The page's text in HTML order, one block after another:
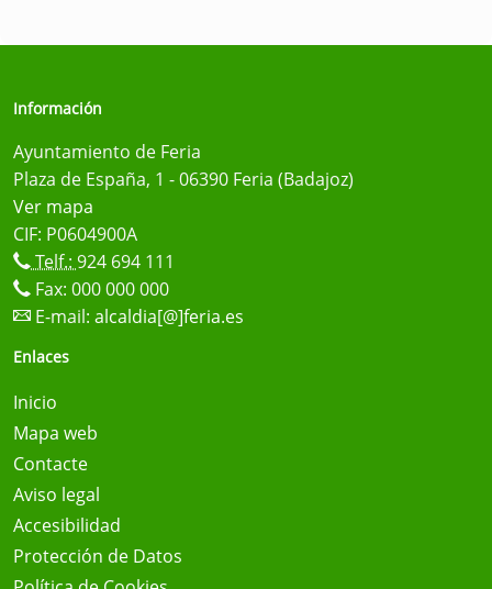
Información
Ayuntamiento de Feria
Plaza de España, 1 - 06390 Feria (Badajoz)
Ver mapa
CIF: P0604900A
Telf.: 924 694 111
Fax: 000 000 000
E-mail: alcaldia[@]feria.es
Enlaces
Inicio
Mapa web
Contacte
Aviso legal
Accesibilidad
Protección de Datos